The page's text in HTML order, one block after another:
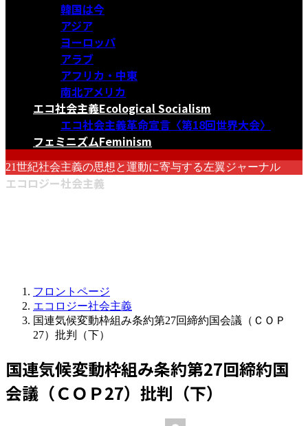
韓国は今
アジア
ヨーロッパ
アラブ
アフリカ・中東
南北アメリカ
エコ社会主義Ecological Socialism
エコ社会主義革命宣言〈第18回世界大会〉
フェミニズムFeminism
21世紀社会主義の思想と運動に寄与する左翼ジャーナル
エコロジー社会主義
フロントページ
エコロジー社会主義
国連気候変動枠組み条約第27回締約国会議（ＣＯＰ
27）批判（下）
国連気候変動枠組み条約第27回締約国
会議（ＣＯＰ27）批判（下）